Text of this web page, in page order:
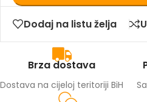
Dodaj na listu želja
Brza dostava
Dostava na cijeloj teritoriji BiH